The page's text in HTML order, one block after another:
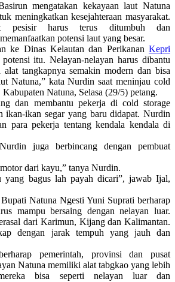
mengatakan kekayaan laut Natuna
meningkatkan kesejahteraan masyarakat.
pesisir harus terus ditumbuh dan
potensi laut yang besar.
ke Dinas Kelautan dan Perikanan Kepri
itu. Nelayan-nelayan harus dibantu
alat tangkapnya semakin modern dan bisa
Natuna,” kata Nurdin saat meninjau cold
Natuna, Selasa (29/5) petang.
dan membantu pekerja di cold storage
ikan-ikan segar yang baru didapat. Nurdin
para pekerja tentang kendala kendala di
juga berbincang dengan pembuat
dari kayu,” tanya Nurdin.
yang bagus lah payah dicari”, jawab Ijal,
Natuna Ngesti Yuni Suprati berharap
mampu bersaing dengan nelayan luar.
dari Karimun, Kijang dan Kalimantan.
dengan jarak tempuh yang jauh dan
pemerintah, provinsi dan pusat
Natuna memiliki alat tabgkao yang lebih
bisa seperti nelayan luar dan